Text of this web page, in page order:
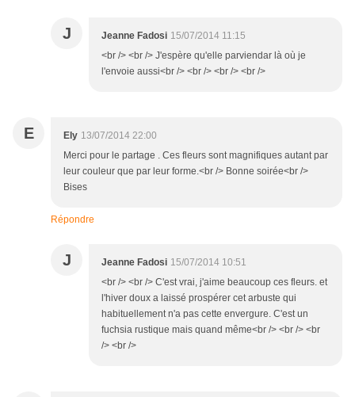
J Jeanne Fadosi 15/07/2014 11:15
<br /> <br /> J'espère qu'elle parviendar là où je
l'envoie aussi<br /> <br /> <br /> <br />
E Ely 13/07/2014 22:00
Merci pour le partage . Ces fleurs sont magnifiques autant par
leur couleur que par leur forme.<br /> Bonne soirée<br />
Bises
Répondre
J Jeanne Fadosi 15/07/2014 10:51
<br /> <br /> C'est vrai, j'aime beaucoup ces fleurs. et
l'hiver doux a laissé prospérer cet arbuste qui
habituellement n'a pas cette envergure. C'est un
fuchsia rustique mais quand même<br /> <br /> <br
/> <br />